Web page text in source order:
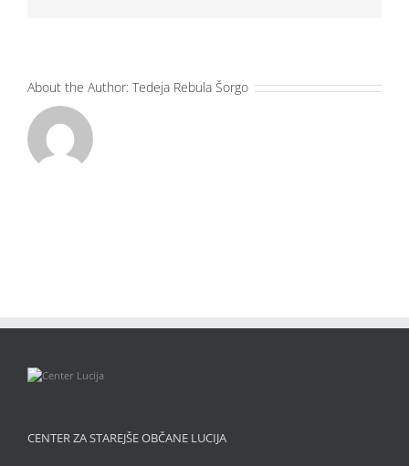
About the Author: Tedeja Rebula Šorgo
CENTER ZA STAREJŠE OBČANE LUCIJA